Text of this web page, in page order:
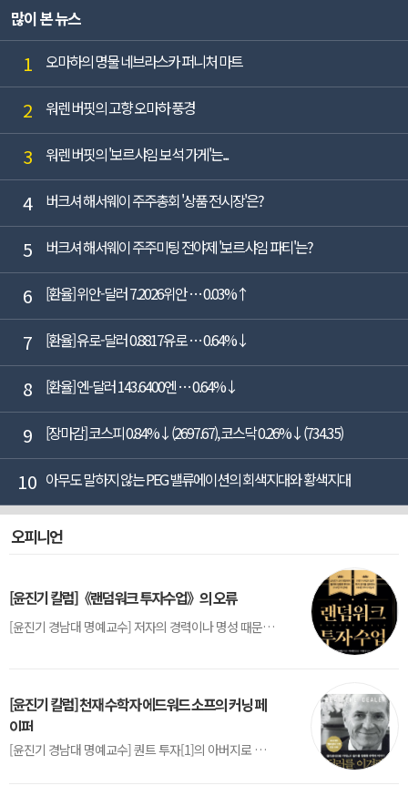
많이 본 뉴스
1 오마하의 명물 네브라스카 퍼니처 마트
2 워렌 버핏의 고향 오마하 풍경
3 워렌 버핏의 '보르샤임 보석 가게'는...
4 버크셔 해서웨이 주주총회 '상품 전시장'은?
5 버크셔 해서웨이 주주미팅 전야제 '보르샤임 파티'는?
6 [환율] 위안-달러 7.2026위안 … 0.03%↑
7 [환율] 유로-달러 0.8817유로 … 0.64%↓
8 [환율] 엔-달러 143.6400엔 … 0.64%↓
9 [장마감] 코스피 0.84%↓(2697.67), 코스닥 0.26%↓(734.35)
10 아무도 말하지 않는 PEG 밸류에이션의 회색지대와 황색지대
오피니언
[윤진기 칼럼]《랜덤워크 투자수업》의 오류
[윤진기 경남대 명예교수] 저자의 경력이나 명성 때문인지 2020년에 번역 출판된 《랜덤워크 투자수업》(A Random Walk Down Wall Street) 12판은 표지부터가 거창하다. ‘45년간 12번 개정하며 철저히 검증한 투자서’, ‘전문가 부럽지 않은 투자 감각을 길러주는 위대한 투자지침서’ 라는 은빛 광고문구로 독자를 유혹한다.[1] 출판 50주...
[윤진기 칼럼] 천재 수학자 에드워드 소프의 커닝 페
이퍼
[윤진기 경남대 명예교수] 퀀트 투자[1]의 아버지로 불리는 에드워드 소프(Edward O. Thorp)는 수학계에서 천재로 알려진 인물이다. 그는 수학자이지만, 투자 업계에도 여러 가지 흥미로운 일화를 남겼다.수학을 이용하여 카지노를 이길 수 있는지가 궁금했던 그는 동료 교수가 소개해 준 블랙잭(Blackjack) 전략의 핵심을 손바닥 크기의 종이에 요...